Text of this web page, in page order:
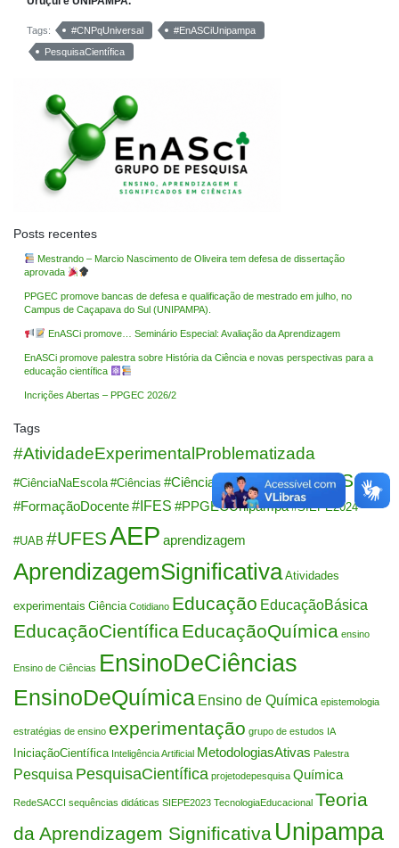
Tags: #CNPqUniversal
#EnASCiUnipampa
PesquisaCientífica
Posts recentes
Mestrando – Marcio Nascimento de Oliveira tem defesa de dissertação
aprovada
PPGEC promove bancas de defesa e qualificação de mestrado em julho, no
Campus de Caçapava do Sul (UNIPAMPA).
EnASCi promove… Seminário Especial: Avaliação da Aprendizagem
EnASCi promove palestra sobre História da Ciência e novas perspectivas para a
educação científica
Incrições Abertas – PPGEC 2026/2
Tags
#AtividadeExperimentalProblematizada
#CiênciaNaEscola #Ciências #CiênciasDaNatureza#EnASCi
#FormaçãoDocente#IFES #PPGECUnipampa #SIEPE2024
#UAB #UFESAEP aprendizagem
AprendizagemSignificativa Atividades
experimentais Ciência Cotidiano Educação EducaçãoBásica
EducaçãoCientíficaEducaçãoQuímica ensino
Ensino de Ciências EnsinoDeCiências
EnsinoDeQuímica Ensino de Química epistemologia
estratégias de ensino experimentação grupo de estudos IA
IniciaçãoCientífica Inteligência Artificial MetodologiasAtivas Palestra
Pesquisa PesquisaCientífica projetodepesquisa Química
RedeSACCI sequências didáticas SIEPE2023 TecnologiaEducacional Teoria
da Aprendizagem Significativa Unipampa